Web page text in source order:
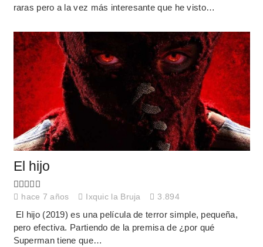
raras pero a la vez más interesante que he visto…
El hijo
hace 7 años Ixquic la Bruja 3.894
El hijo (2019) es una película de terror simple, pequeña,
pero efectiva. Partiendo de la premisa de ¿por qué
Superman tiene que…